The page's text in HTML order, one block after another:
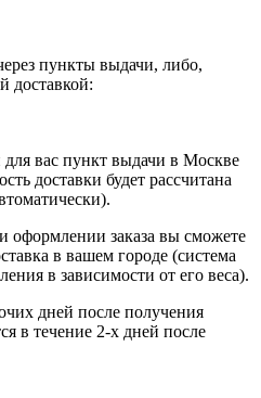
пункты выдачи, либо,
доставкой:
вас пункт выдачи в Москве
доставки будет рассчитана
оформлении заказа вы сможете
в вашем городе (система
в зависимости от его веса).
дней после получения
в течение 2-х дней после